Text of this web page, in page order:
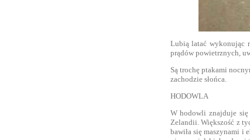
Lubią latać wykonując
prądów powietrznych,
Są trochę ptakami
zachodzie słońca.
HODOWLA
W hodowli znajduje
Zelandii. Większość z
bawiła się maszynami i